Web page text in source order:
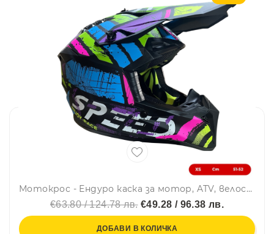
Мотокрос - Ендуро каска за мотор, ATV, велосипед – размер XS (51–52 см) черен мат с неонов многоцветен дизайн
€63.80 / 124.78 лв.€49.28 / 96.38 лв.
ДОБАВИ В КОЛИЧКА